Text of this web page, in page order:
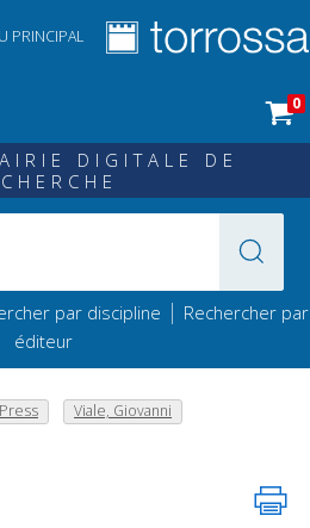
PRINCIPAL
0
DIGITALE DE
par discipline | Rechercher par
éditeur
Viale, Giovanni